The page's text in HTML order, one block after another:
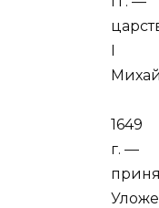
I
1649
г. —